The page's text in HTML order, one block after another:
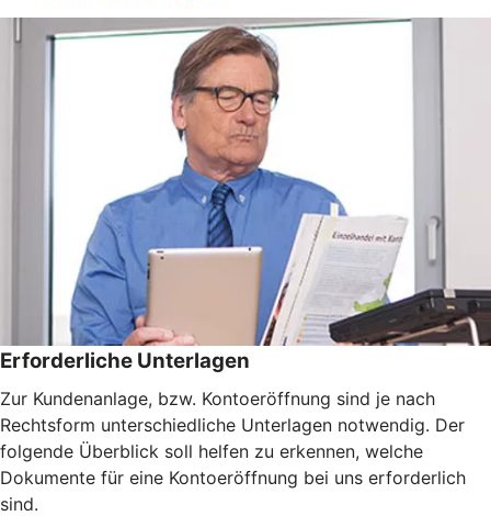
Erforderliche Unterlagen
Zur Kundenanlage, bzw. Kontoeröffnung sind je nach
Rechtsform unterschiedliche Unterlagen notwendig. Der
folgende Überblick soll helfen zu erkennen, welche
Dokumente für eine Kontoeröffnung bei uns erforderlich
sind.